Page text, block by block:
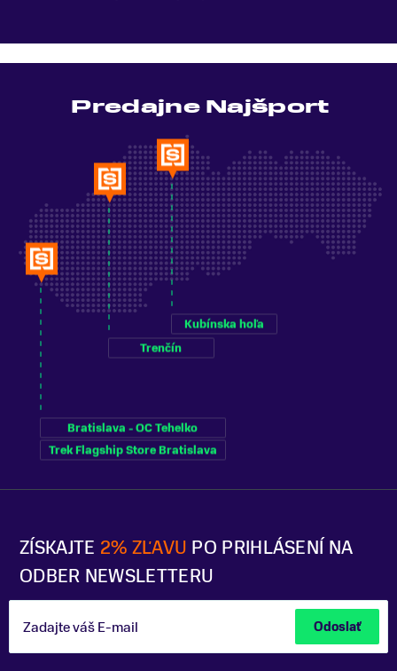
ZÍSKAJTE 2% ZĽAVU PO PRIHLÁSENÍ NA
ODBER NEWSLETTERU
Zadajte váš E-mail Odoslať
Predajne Najšport
Bratislava - OC Tehelko
Trek Flagship Store Bratislava
Trenčín
Kubínska hoľa